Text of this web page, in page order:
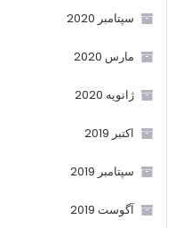
سپتامبر 2020
مارس 2020
ژانویه 2020
اکتبر 2019
سپتامبر 2019
آگوست 2019